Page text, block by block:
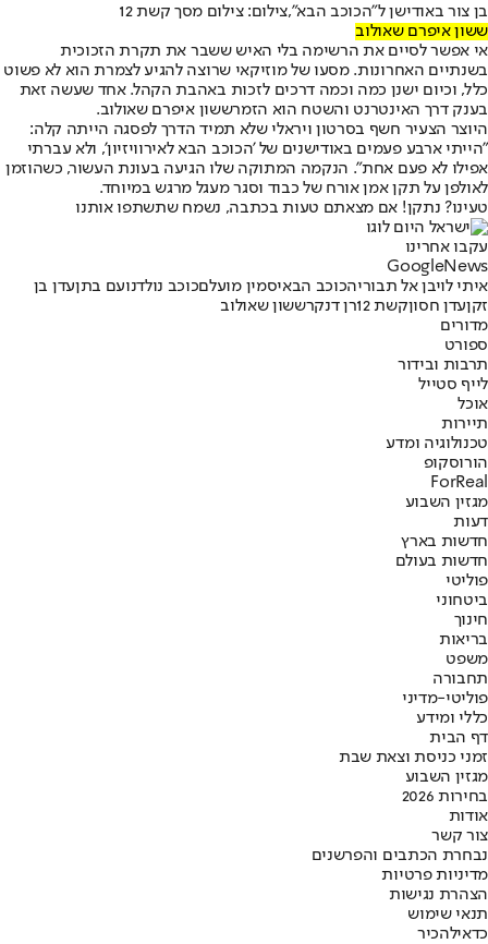
בן צור באודישן ל"הכוכב הבא",צילום: צילום מסך קשת 12
ששון איפרם שאולוב
אי אפשר לסיים את הרשימה בלי האיש ששבר את תקרת הזכוכית
בשנתיים האחרונות. מסעו של מוזיקאי שרוצה להגיע לצמרת הוא לא פשוט
כלל, וכיום ישנן כמה וכמה דרכים לזכות באהבת הקהל. אחד שעשה זאת
בענק דרך האינטרנט והשטח הוא הזמרששון איפרם שאולוב.
היוצר הצעיר חשף בסרטון ויראלי שלא תמיד הדרך לפסגה הייתה קלה:
"הייתי ארבע פעמים באודישנים של 'הכוכב הבא לאירוויזיון', ולא עברתי
אפילו לא פעם אחת". הנקמה המתוקה שלו הגיעה בעונת העשור, כשהוזמן
לאולפן על תקן אמן אורח של כבוד וסגר מעגל מרגש במיוחד.
טעינו? נתקן! אם מצאתם טעות בכתבה, נשמח שתשתפו אותנו
עקבו אחרינו
Googl eNews
איתי לויבן אל תבוריהכוכב הבאיסמין מועלםכוכב נולדנועם בתןעדן בן
זקןעדן חסוןקשת 12 רן דנקרששון שאולוב
מדורים
ספורט
תרבות ובידור
לייף סטייל
אוכל
תיירות
טכנולוגיה ומדע
הורוסקופ
ForReal
מגזין השבוע
דעות
חדשות בארץ
חדשות בעולם
פוליטי
ביטחוני
חינוך
בריאות
משפט
תחבורה
פוליטי-מדיני
כללי ומידע
דף הבית
זמני כניסת וצאת שבת
מגזין השבוע
בחירות 2026
אודות
צור קשר
נבחרת הכתבים והפרשנים
מדיניות פרטיות
הצהרת נגישות
תנאי שימוש
כדאילהכיר